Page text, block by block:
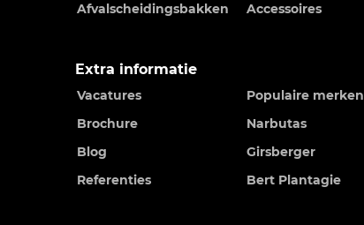
Afvalscheidingsbakken
Accessoires
Extra informatie
Vacatures
Populaire merken
Brochure
Narbutas
Blog
Girsberger
Referenties
Bert Plantagie